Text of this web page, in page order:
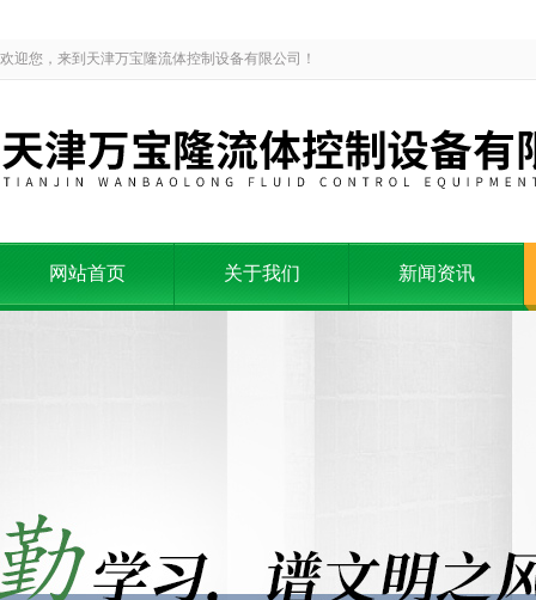
欢迎您，来到天津万宝隆流体控制设备有限公司！
网站首页 关于我们 新闻资讯